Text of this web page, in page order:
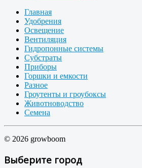
Главная
Удобрения
Освещение
Вентиляция
Гидропонные системы
Субстраты
Приборы
Горшки и емкости
Разное
Гроутенты и гроубоксы
Животноводство
Семена
© 2026 growboom
Выберите город